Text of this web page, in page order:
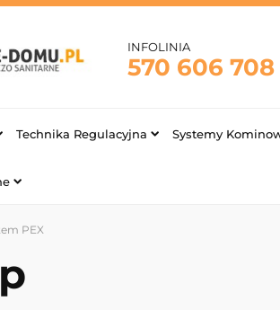
INFOLINIA
570 606 708
Technika Regulacyjna Systemy
PEX